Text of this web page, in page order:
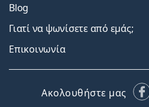
Blog
Γιατί να ψωνίσετε από εμάς;
Επικοινωνία
Ακολουθήστε μας